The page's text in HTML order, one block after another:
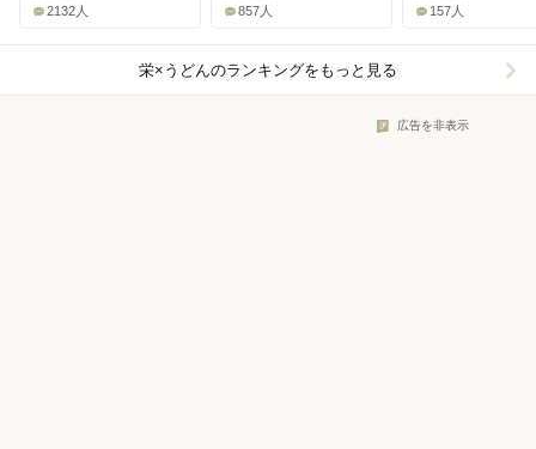
2132人 857人 157人
栄×うどんのランキングをもっと見る
広告を非表示